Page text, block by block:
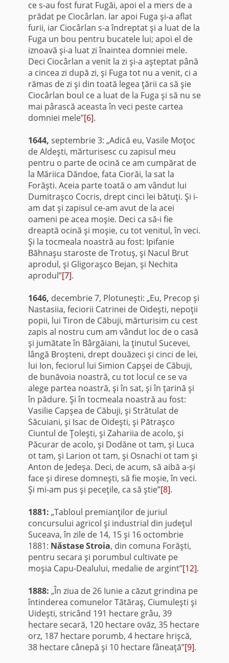
ce s-au fost furat Fugăi, apoi el a mers de a
prădat pe Ciocârlan. Iar apoi Fuga şi-a aflat
furii, iar Ciocârlan s-a îndreptat şi a luat de la
Fuga un bou pentru bucatele lui; apoi el de
iznoavă şi-a luat zi înaintea domniei mele.
Deci Ciocârlan a venit la zi şi-a aşteptat până
a cincea zi după zi, şi Fuga tot nu a venit, ci a
rămas de zi şi din toată legea ţării ca să şie
Ciocârlan boul ce a luat de la Fuga şi să nu se
mai pârască aceasta în veci peste cartea
domniei mele”[6].
1644, septembrie 3: „Adică eu, Vasile Moţoc
de Aldeşti, mărturisesc cu zapisul meu
pentru o parte de ocină ce am cumpărat de
la Măriica Dăndoe, fata Ciorăi, la sat la
Forăşti. Aceia parte toată o am vândut lui
Dumitraşco Cocris, drept cinci lei bătuţi. Şi i-
am dat şi zapisul ce-am avut de la acei
oameni pe acea moşie. Deci ca să-i fie
dreaptă ocină şi moşie, cu tot venitul, în veci.
Şi la tocmeala noastră au fost: Ipifanie
Băhnaşu staroste de Trotuş, şi Nacul Brut
aprodul, şi Gligoraşco Bejan, şi Nechita
aprodul”[7].
1646, decembrie 7, Plotuneşti: „Eu, Precop şi
Nastasiia, feciorii Catrinei de Oideşti, nepoţii
popii, lui Tiron de Căbuji, mărturisim cu cest
zapis al nostru cum am vândut loc de o casă
şi jumătate în Bârgăiani, la ţinutul Sucevei,
lângă Broşteni, drept douăzeci şi cinci de lei,
lui Ion, feciorul lui Simion Capşei de Căbuji,
de bunăvoia noastră, cu tot locul ce se va
alege partea noastră, şi în sat, şi în ţarină şi
în pădure. Şi în tocmeala noastră au fost:
Vasilie Capşea de Căbuji, şi Strătulat de
Săcuiani, şi Isac de Oideşti, şi Pătraşco
Ciuntul de Ţoleşti, şi Zahariia de acolo, şi
Păcurar de acolo, şi Dodăne ot tam, şi Luca
ot tam, şi Larion ot tam, şi Osnachi ot tam şi
Anton de Jedeşa. Deci, de acum, să aibă a-şi
face şi direse domneşti, să fie moşie, în veci.
Şi mi-am pus şi peceţile, ca să ştie”[8].
1881: „Tabloul premianţilor de juriul
concursului agricol şi industrial din judeţul
Suceava, în zile de 14, 15 şi 16 octombrie
1881: Năstase Stroia, din comuna Forăşti,
pentru secara şi porumbul cultivate pe
moşia Capu-Dealului, medalie de argint”[12].
1888: „În ziua de 26 Iunie a căzut grindina pe
întinderea comunelor Tătăraş, Ciumuleşti şi
Uideşti, stricând 191 hectare grâu, 39
hectare secară, 120 hectare ovăz, 35 hectare
orz, 187 hectare porumb, 4 hectare hrişcă,
38 hectare cânepă şi 10 hectare fâneaţă”[9].